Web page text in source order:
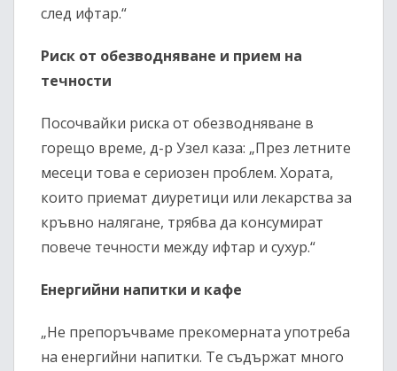
след ифтар.“
Риск от обезводняване и прием на
течности
Посочвайки риска от обезводняване в
горещо време, д-р Узел каза: „През летните
месеци това е сериозен проблем. Хората,
които приемат диуретици или лекарства за
кръвно налягане, трябва да консумират
повече течности между ифтар и сухур.“
Енергийни напитки и кафе
„Не препоръчваме прекомерната употреба
на енергийни напитки. Те съдържат много